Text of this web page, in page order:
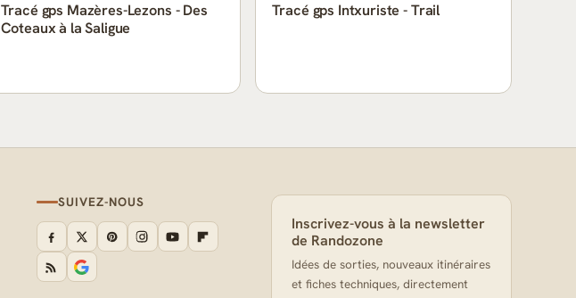
Tracé gps Mazères-Lezons - Des
Coteaux à la Saligue
Tracé gps Intxuriste - Trail
SUIVEZ-NOUS
Inscrivez-vous à la newsletter
de Randozone
Idées de sorties, nouveaux itinéraires
et fiches techniques, directement